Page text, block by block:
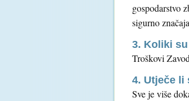
gospodarstvo
sigurno
3. Koliki
Troškovi
4. Utječe li
Sve je više